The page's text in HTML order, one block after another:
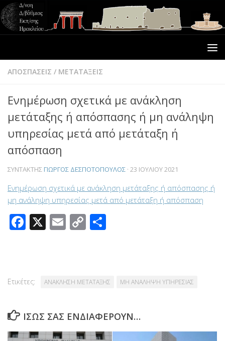
ΑΠΟΣΠΑΣΕΙΣ / ΜΕΤΑΤΑΞΕΙΣ
Ενημέρωση σχετικά με ανάκληση
μετάταξης ή απόσπασης ή μη ανάληψη
υπηρεσίας μετά από μετάταξη ή
απόσπαση
ΣΥΝΤΆΚΤΗΣ ΓΙΏΡΓΟΣ ΔΕΣΠΟΤΌΠΟΥΛΟΣ · 23 ΙΟΥΛΊΟΥ 2021
Ενημέρωση σχετικά με ανάκληση μετάταξης ή απόσπασης ή
μη ανάληψη υπηρεσίας μετά από μετάταξη ή απόσπαση
Facebook
X Email
Copy
Ετικέτες: ΑΝΑΚΛΗΣΗ ΜΕΤΑΤΑΞΗΣ ΜΗ ΑΝΑΛΗΨΗ ΥΠΗΡΕΣΙΑΣ
ΊΣΩΣ ΣΑΣ ΕΝΔΙΑΦΈΡΟΥΝ…